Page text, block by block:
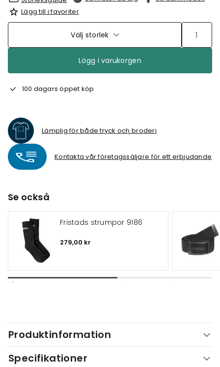
Lägg till i favoriter
Välj storlek
Lägg i varukorgen
100 dagars öppet köp
Lämplig för både tryck och broderi
Kontakta vår företagssäljare för ett erbjudande
Se också
Fristads strumpor 9186
279,00 kr
Produktinformation
Specifikationer